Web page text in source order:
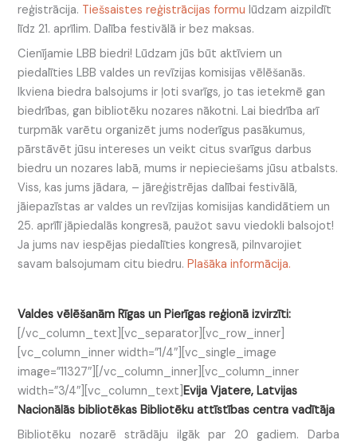
reģistrācija. Tiešsaistes reģistrācijas formu lūdzam aizpildīt
līdz 21. aprīlim. Dalība festivālā ir bez maksas.
Cienījamie LBB biedri! Lūdzam jūs būt aktīviem un
piedalīties LBB valdes un revīzijas komisijas vēlēšanās.
Ikviena biedra balsojums ir ļoti svarīgs, jo tas ietekmē gan
biedrības, gan bibliotēku nozares nākotni. Lai biedrība arī
turpmāk varētu organizēt jums noderīgus pasākumus,
pārstāvēt jūsu intereses un veikt citus svarīgus darbus
biedru un nozares labā, mums ir nepieciešams jūsu atbalsts.
Viss, kas jums jādara, – jāreģistrējas dalībai festivālā,
jāiepazīstas ar valdes un revīzijas komisijas kandidātiem un
25. aprīlī jāpiedalās kongresā, paužot savu viedokli balsojot!
Ja jums nav iespējas piedalīties kongresā, pilnvarojiet
savam balsojumam citu biedru.Plašāka informācija.
Valdes vēlēšanām Rīgas un Pierīgas reģionā izvirzīti:
[/vc_column_text][vc_separator][vc_row_inner]
[vc_column_inner width=”1/4″][vc_single_image
image=”11327″][/vc_column_inner][vc_column_inner
width=”3/4″][vc_column_text]Evija Vjatere, Latvijas
Nacionālās bibliotēkas Bibliotēku attīstības centra vadītāja
Bibliotēku nozarē strādāju ilgāk par 20 gadiem. Darba